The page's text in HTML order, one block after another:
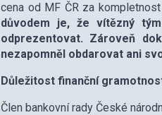
cena od MF ČR za
důvodem je, že vítězný
odprezentovat. Zároveň
nezapomněl obdarovat ani
Důležitost finanční
Člen bankovní rady České